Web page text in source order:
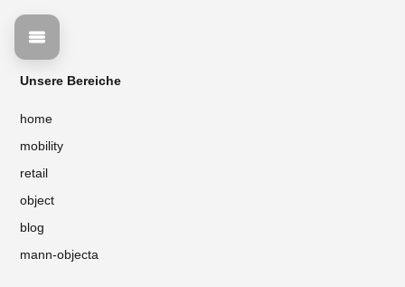
Unsere Bereiche
home
mobility
retail
object
blog
mann-objecta